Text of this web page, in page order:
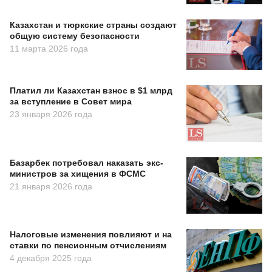
Казахстан и тюркские страны создают
общую систему безопасности
11 марта 2026 года
Платил ли Казахстан взнос в $1 млрд
за вступление в Совет мира
23 января 2026 года
Базарбек потребовал наказать экс-
министров за хищения в ФСМС
21 января 2026 года
Налоговые изменения повлияют и на
ставки по пенсионным отчислениям
4 декабря 2025 года